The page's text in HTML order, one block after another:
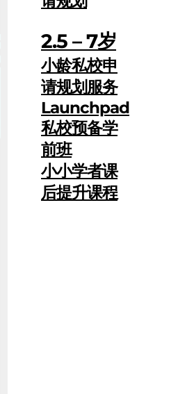
2.5 – 7岁
小龄私校申
请规划服务
Launchpad
私校预备学
前班
小小学者课
后提升课程